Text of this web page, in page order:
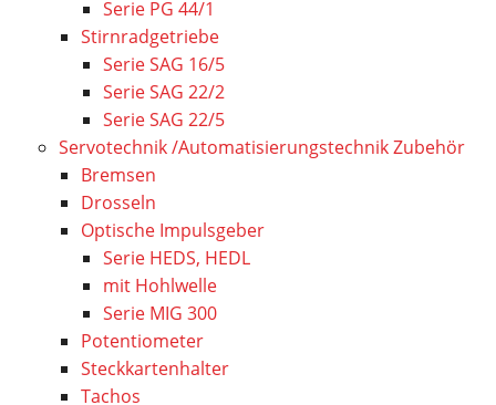
Serie PG 44/1
Stirnradgetriebe
Serie SAG 16/5
Serie SAG 22/2
Serie SAG 22/5
Servotechnik /Automatisierungstechnik Zubehör
Bremsen
Drosseln
Optische Impulsgeber
Serie HEDS, HEDL
mit Hohlwelle
Serie MIG 300
Potentiometer
Steckkartenhalter
Tachos